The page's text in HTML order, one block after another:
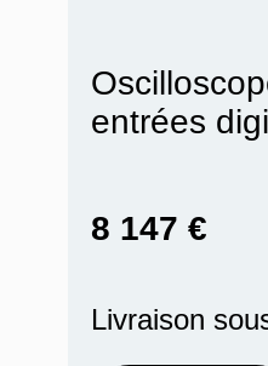
entrées
8 147 €
Livraison